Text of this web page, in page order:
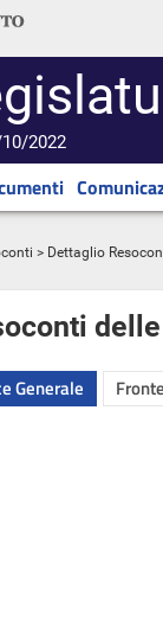
2022
> Dettaglio
Generale